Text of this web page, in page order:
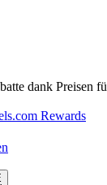
dank Preisen
Rewards